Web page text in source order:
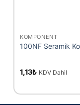
KOMPONENT
100NF Seramik
1,13₺ KDV Dahil